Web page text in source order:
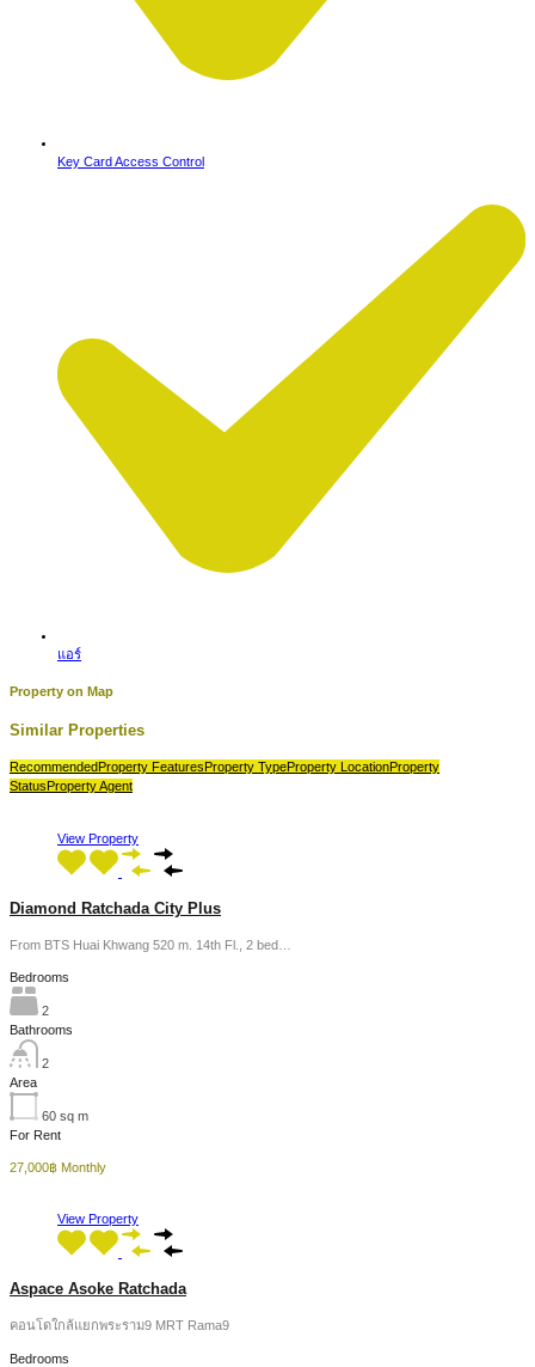
Key Card Access Control
แอร์
Property on Map
Similar Properties
Recommended Property Features Property TypeProperty LocationProperty
Status Property Agent
View Property
Diamond Ratchada City Plus
From BTS Huai Khwang 520 m. 14th Fl., 2 bed…
Bedrooms
2
Bathrooms
2
Area
60 sq m
For Rent
27,000฿ Monthly
View Property
Aspace Asoke Ratchada
คอนโดใกล้แยกพระราม9 MRT Rama9
Bedrooms